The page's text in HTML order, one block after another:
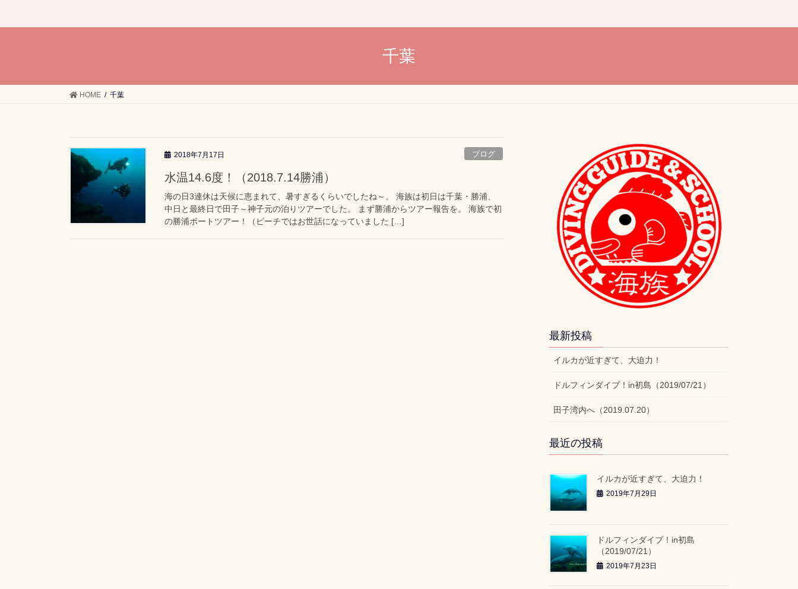
千葉
HOME 千葉
2018年7月17日 ブログ
水温14.6度！（2018.7.14勝浦）
海の日3連休は天候に恵まれて、暑すぎるくらいでしたね～。 海族は初日は千葉・勝浦、
中日と最終日で田子～神子元の泊りツアーでした。 まず勝浦からツアー報告を。 海族で初
の勝浦ボートツアー！（ビーチではお世話になっていました […]
最新投稿
イルカが近すぎて、大迫力！
ドルフィンダイブ！in初島（2019/07/21）
田子湾内へ（2019.07.20）
最近の投稿
イルカが近すぎて、大迫力！
2019年7月29日
ドルフィンダイブ！in初島
（2019/07/21）
2019年7月23日